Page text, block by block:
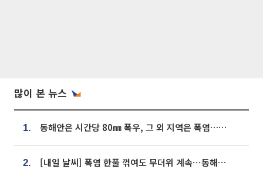
많이 본 뉴스
1. 동해안은 시간당 80㎜ 폭우, 그 외 지역은 폭염…‘극과 극 날씨’
2. [내일 날씨] 폭염 한풀 꺾여도 무더위 계속⋯동해안 이틀 연속 비